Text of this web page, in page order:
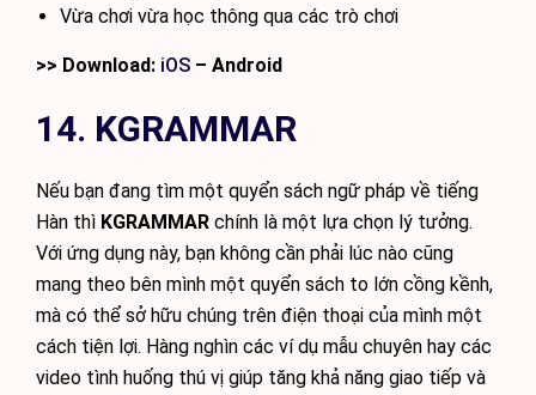
Vừa chơi vừa học thông qua các trò chơi
>> Download: iOS – Android
14. KGRAMMAR
Nếu bạn đang tìm một quyển sách ngữ pháp về tiếng
Hàn thì KGRAMMAR chính là một lựa chọn lý tưởng.
Với ứng dụng này, bạn không cần phải lúc nào cũng
mang theo bên mình một quyển sách to lớn cồng kềnh,
mà có thể sở hữu chúng trên điện thoại của mình một
cách tiện lợi. Hàng nghìn các ví dụ mẫu chuyên hay các
video tình huống thú vị giúp tăng khả năng giao tiếp và